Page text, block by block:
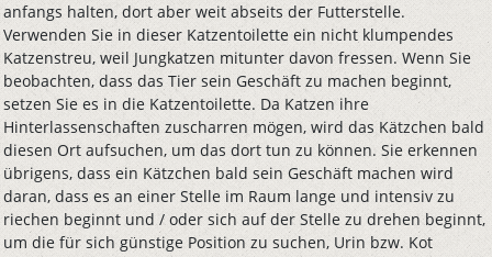
anfangs halten, dort aber weit abseits der Futterstelle.
Verwenden Sie in dieser Katzentoilette ein nicht klumpendes
Katzenstreu, weil Jungkatzen mitunter davon fressen. Wenn Sie
beobachten, dass das Tier sein Geschäft zu machen beginnt,
setzen Sie es in die Katzentoilette. Da Katzen ihre
Hinterlassenschaften zuscharren mögen, wird das Kätzchen bald
diesen Ort aufsuchen, um das dort tun zu können. Sie erkennen
übrigens, dass ein Kätzchen bald sein Geschäft machen wird
daran, dass es an einer Stelle im Raum lange und intensiv zu
riechen beginnt und / oder sich auf der Stelle zu drehen beginnt,
um die für sich günstige Position zu suchen, Urin bzw. Kot